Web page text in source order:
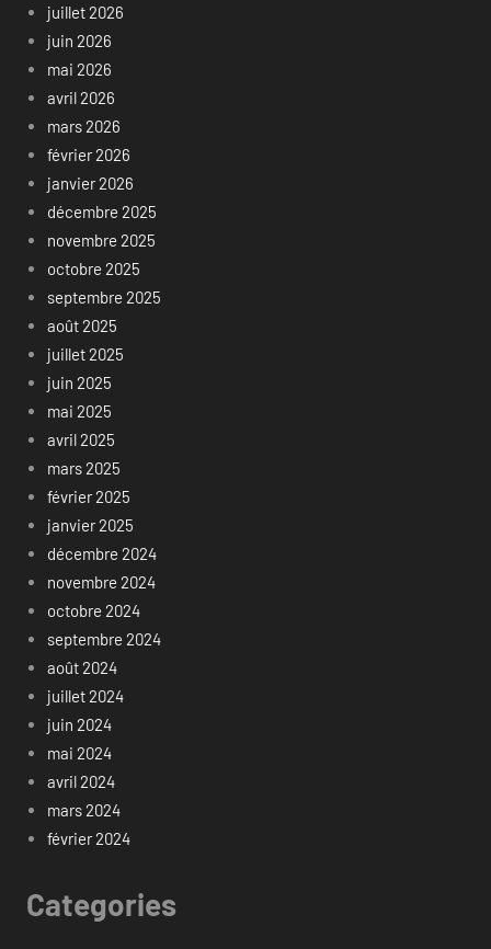
juillet 2026
juin 2026
mai 2026
avril 2026
mars 2026
février 2026
janvier 2026
décembre 2025
novembre 2025
octobre 2025
septembre 2025
août 2025
juillet 2025
juin 2025
mai 2025
avril 2025
mars 2025
février 2025
janvier 2025
décembre 2024
novembre 2024
octobre 2024
septembre 2024
août 2024
juillet 2024
juin 2024
mai 2024
avril 2024
mars 2024
février 2024
Categories